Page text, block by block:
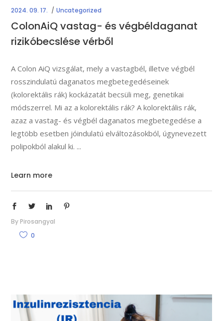
2024. 09. 17. Uncategorized
ColonAiQ vastag- és végbéldaganat
rizikóbecslése vérből
A Colon AiQ vizsgálat, mely a vastagbél, illetve végbél
rosszindulatú daganatos megbetegedéseinek
(kolorektális rák) kockázatát becsüli meg, genetikai
módszerrel. Mi az a kolorektális rák? A kolorektális rák,
azaz a vastag- és végbél daganatos megbetegedése a
legtöbb esetben jóindulatú elváltozásokból, úgynevezett
polipokból alakul ki.
Learn more
By Pirosangyal
0